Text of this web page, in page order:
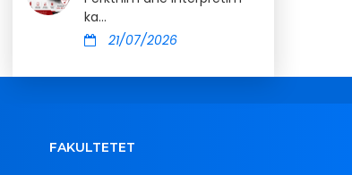
ka...
21/07/2026
FAKULTETET